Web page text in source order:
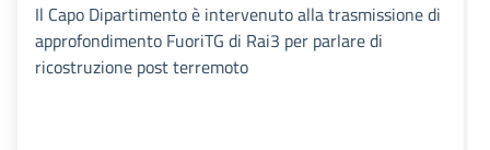
Il Capo Dipartimento è intervenuto alla trasmissione di
approfondimento FuoriTG di Rai3 per parlare di
ricostruzione post terremoto